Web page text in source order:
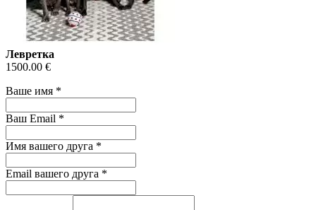
Левретка
1500.00 €
Ваше имя *
Ваш Email *
Имя вашего друга *
Email вашего друга *